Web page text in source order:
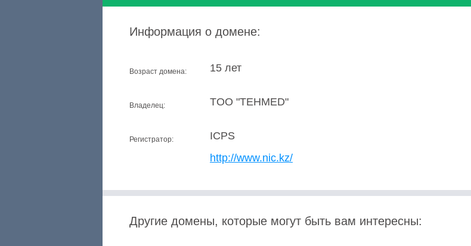
Информация о домене:
Возраст домена: 15 лет
Владелец: TOO "TEHMED"
Регистратор:
ICPS
http://www.nic.kz/
Другие домены, которые могут быть вам интересны: